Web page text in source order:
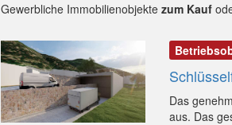
Gewerbliche Immobilienobjekte zum Kauf
Das
aus. Das